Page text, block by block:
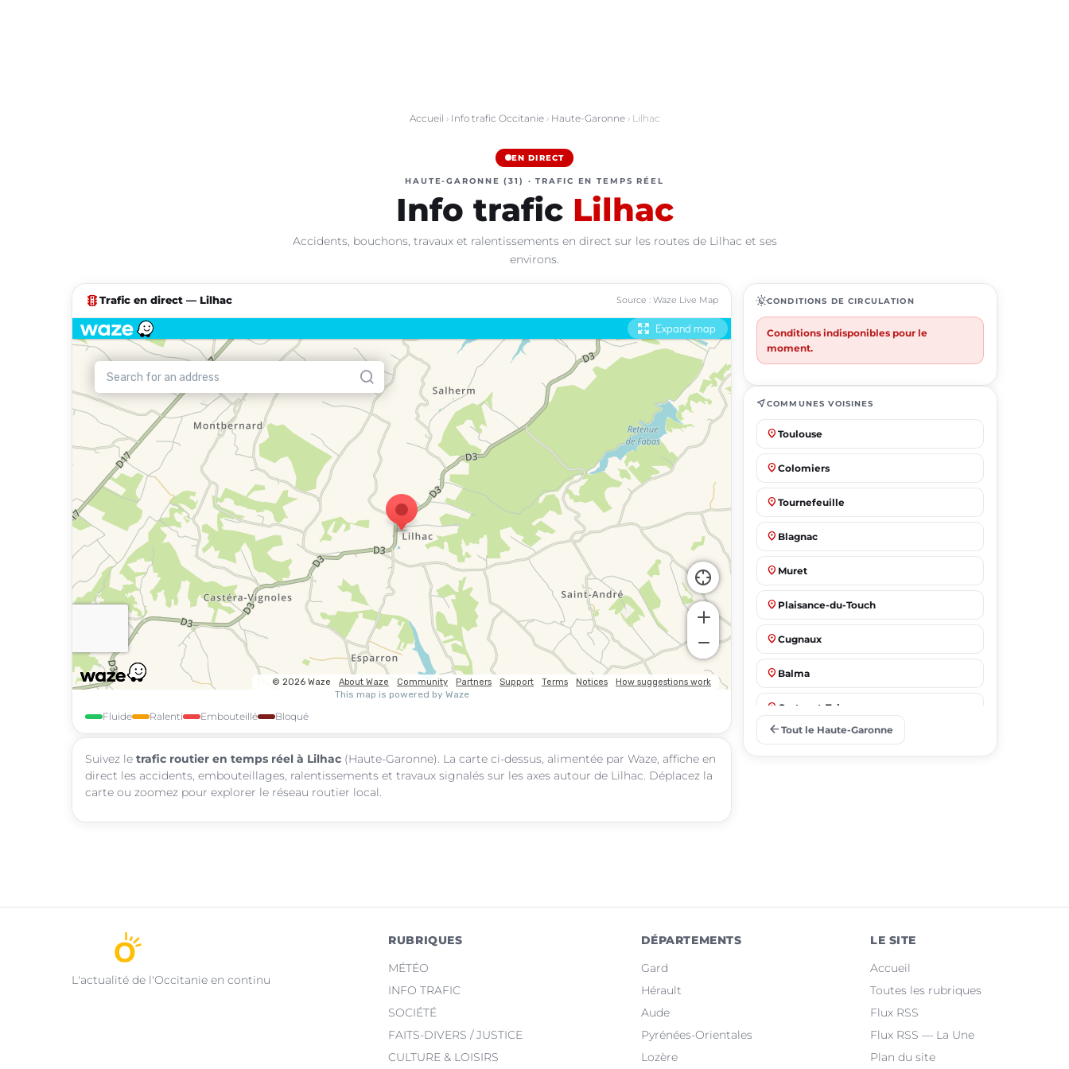
Accueil › Info trafic Occitanie› Haute-Garonne› Lilhac
EN DIRECT
HAUTE-GARONNE (31) · TRAFIC EN TEMPS RÉEL
Info trafic Lilhac
Accidents, bouchons, travaux et ralentissements en direct sur les routes de Lilhac et ses
environs.
traffic Trafic en direct — Lilhac Source : Waze Live Map
Fluide Ralenti Embouteillé Bloqué
Suivez le trafic routier en temps réel à Lilhac (Haute-Garonne). La carte ci-dessus, alimentée par Waze, affiche en
direct les accidents, embouteillages, ralentissements et travaux signalés sur les axes autour de Lilhac. Déplacez la
carte ou zoomez pour explorer le réseau routier local.
routineCONDITIONS DE CIRCULATION
Conditions indisponibles pour le
moment.
near_meCOMMUNES VOISINES
place Toulouse
place Colomiers
place Tournefeuille
place Blagnac
place Muret
place Plaisance-du-Touch
place Cugnaux
place Balma
place Castanet-Tolosan
arrow_back Tout le Haute-Garonne
L'actualité de l'Occitanie en continu
RUBRIQUES
MÉTÉO
INFO TRAFIC
SOCIÉTÉ
FAITS-DIVERS / JUSTICE
CULTURE & LOISIRS
DÉPARTEMENTS
Gard
Hérault
Aude
Pyrénées-Orientales
Lozère
LE SITE
Accueil
Toutes les rubriques
Flux RSS
Flux RSS — La Une
Plan du site